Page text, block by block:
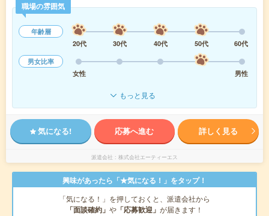
職場の雰囲気
年齢層
20代
30代 40代 50代
60代
男女比率
女性
男性
もっと見る
気になる! 応募へ進む 詳しく見る
派遣会社 株式会社エーティーエス
興味があったら「★気になる！」をタップ！
「気になる！」を押しておくと、派遣会社から
「面談確約」 や 「応募歓迎」 が届きます！